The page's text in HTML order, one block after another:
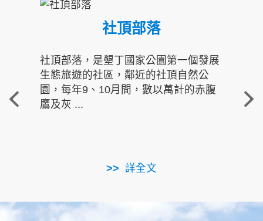
社頂部落
社頂部落，是墾丁國家公園第一個發展
生態旅遊的社區，鄰近的社頂自然公
園，每年9、10月間，數以萬計的赤腹
鷹及灰 ...
詳全文
重
走進